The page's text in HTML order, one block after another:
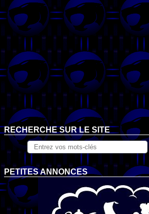
RECHERCHE SUR LE SITE
PETITES ANNONCES